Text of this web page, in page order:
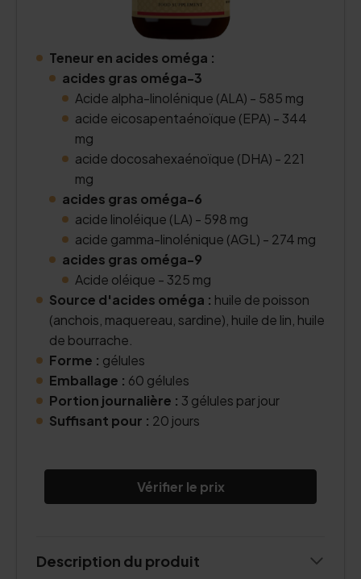
Teneur en acides oméga :
acides gras oméga-3
Acide alpha-linolénique (ALA) - 585 mg
acide eicosapentaénoïque (EPA) - 344
mg
acide docosahexaénoïque (DHA) - 221
mg
acides gras oméga-6
acide linoléique (LA) - 598 mg
acide gamma-linolénique (AGL) - 274 mg
acides gras oméga-9
Acide oléique - 325 mg
Source d'acides oméga : huile de poisson
(anchois, maquereau, sardine), huile de lin, huile
de bourrache.
Forme : gélules
Emballage : 60 gélules
Portion journalière : 3 gélules par jour
Suffisant pour : 20 jours
Vérifier le prix
Description du produit